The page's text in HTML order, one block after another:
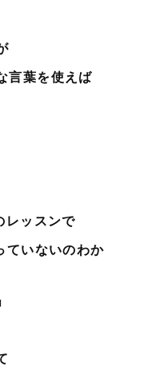
言葉を使えば
ッスンで
ていないのわか